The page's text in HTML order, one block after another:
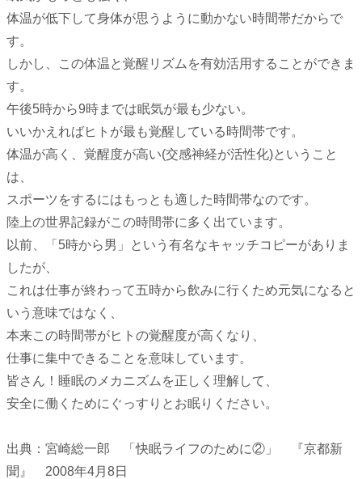
体温が低下して身体が思うように動かない時間帯だからで
す。
しかし、この体温と覚醒リズムを有効活用することができま
す。
午後5時から9時までは眠気が最も少ない。
いいかえればヒトが最も覚醒している時間帯です。
体温が高く、覚醒度が高い(交感神経が活性化)ということ
は、
スポーツをするにはもっとも適した時間帯なのです。
陸上の世界記録がこの時間帯に多く出ています。
以前、「5時から男」という有名なキャッチコピーがありま
したが、
これは仕事が終わって五時から飲みに行くため元気になると
いう意味ではなく、
本来この時間帯がヒトの覚醒度が高くなり、
仕事に集中できることを意味しています。
皆さん！睡眠のメカニズムを正しく理解して、
安全に働くためにぐっすりとお眠りください。
出典：宮崎総一郎 「快眠ライフのために②」 『京都新
聞』 2008年4月8日